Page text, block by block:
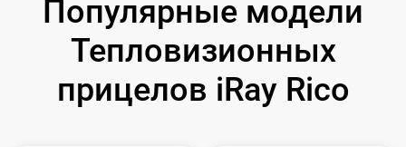
Популярные модели
Тепловизионных
прицелов iRay Rico